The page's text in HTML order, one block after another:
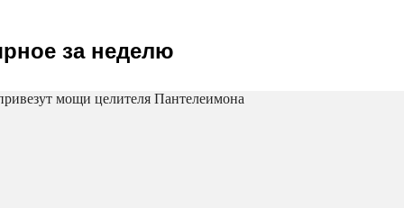
за неделю